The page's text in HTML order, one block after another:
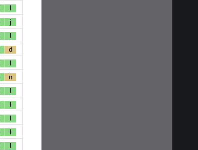
l
j
l
d
l
n
l
l
l
l
l